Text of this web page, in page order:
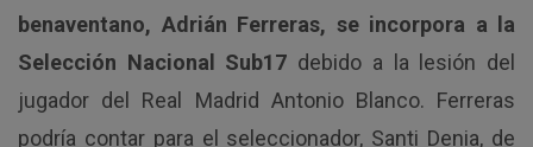
benaventano, Adrián Ferreras, se incorpora a la
Selección Nacional Sub17 debido a la lesión del
jugador del Real Madrid Antonio Blanco. Ferreras
podría contar para el seleccionador, Santi Denia, de